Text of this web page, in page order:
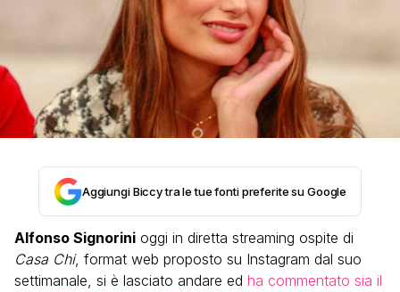
Aggiungi Biccy tra le tue fonti preferite su Google
Alfonso Signorini oggi in diretta streaming ospite di
Casa Chi, format web proposto su Instagram dal suo
settimanale, si è lasciato andare ed ha commentato sia il